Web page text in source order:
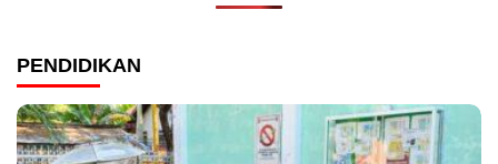
PENDIDIKAN